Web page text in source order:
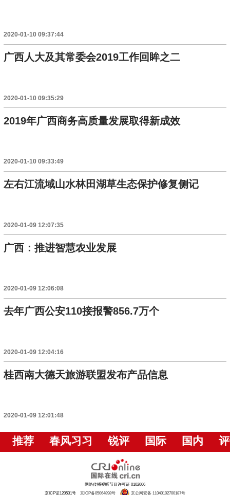
2020-01-10 09:37:44
广西人大及其常委会2019工作回眸之二
2020-01-10 09:35:29
2019年广西商务高质量发展取得新成效
2020-01-10 09:33:49
左右江流域山水林田湖草生态保护修复侧记
2020-01-09 12:07:35
广西：推进智慧农业发展
2020-01-09 12:06:08
去年广西公安110接报警856.7万个
2020-01-09 12:04:16
桂西南大德天旅游联盟发布产品信息
2020-01-09 12:01:48
推荐 春风习习 锐评 国际 国内
网络传播视听节目许可证 0102006
京ICP证120531号 京ICP备05064898号 京公网安备 11040102700187号